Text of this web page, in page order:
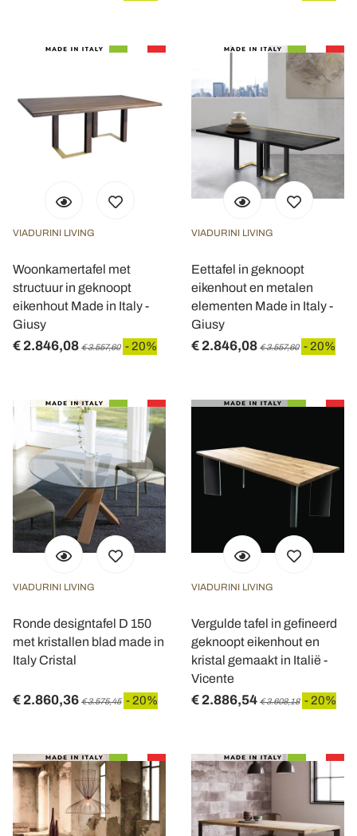
VIADURINI LIVING
Woonkamertafel met
structuur in geknoopt
eikenhout Made in Italy -
Giusy
€ 2.846,08 € 3.557,60 - 20%
VIADURINI LIVING
Eettafel in geknoopt
eikenhout en metalen
elementen Made in Italy -
Giusy
€ 2.846,08 € 3.557,60 - 20%
VIADURINI LIVING
Ronde designtafel D 150
met kristallen blad made in
Italy Cristal
€ 2.860,36 € 3.575,45 - 20%
VIADURINI LIVING
Vergulde tafel in gefineerd
geknoopt eikenhout en
kristal gemaakt in Italië -
Vicente
€ 2.886,54 € 3.608,18 - 20%